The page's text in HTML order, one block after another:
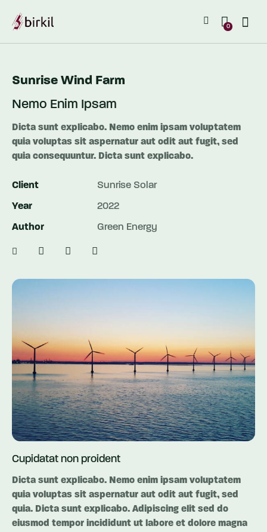
0
Sunrise Wind Farm
Cupidatat non proident
Dicta sunt explicabo. Nemo enim ipsam voluptatem
quia voluptas sit aspernatur aut odit aut fugit, sed
quia. Dicta sunt explicabo. Adipiscing elit sed do
eiusmod tempor incididunt ut labore et dolore magna
Nemo Enim Ipsam
Dicta sunt explicabo. Nemo enim ipsam voluptatem
quia voluptas sit aspernatur aut odit aut fugit, sed
quia consequuntur. Dicta sunt explicabo.
Client Sunrise Solar
Year 2022
Author Green Energy